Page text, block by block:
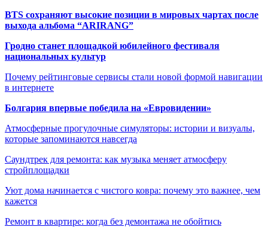
BTS сохраняют высокие позиции в мировых чартах после
выхода альбома “ARIRANG”
Гродно станет площадкой юбилейного фестиваля
национальных культур
Почему рейтинговые сервисы стали новой формой навигации
в интернете
Болгария впервые победила на «Евровидении»
Атмосферные прогулочные симуляторы: истории и визуалы,
которые запоминаются навсегда
Саундтрек для ремонта: как музыка меняет атмосферу
стройплощадки
Уют дома начинается с чистого ковра: почему это важнее, чем
кажется
Ремонт в квартире: когда без демонтажа не обойтись